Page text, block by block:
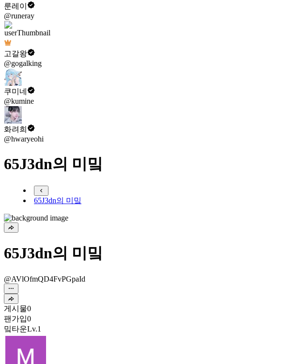
룬레이
@runeray
고갈왕
@gogalking
쿠미네
@kumine
화려희
@hwaryeohi
65J3dn의 미밐
65J3dn의 미밐
65J3dn의 미밐
@AVlOfmQD4FvPGpaId
게시물0
팬가입0
밐타운Lv.1